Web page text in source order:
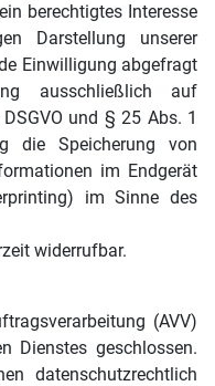
berechtigtes Interesse
Darstellung unserer
Einwilligung abgefragt
ausschließlich auf
und § 25 Abs. 1
die Speicherung von
im Endgerät
im Sinne des
widerrufbar.
(AVV)
Dienstes geschlossen.
datenschutzrechtlich